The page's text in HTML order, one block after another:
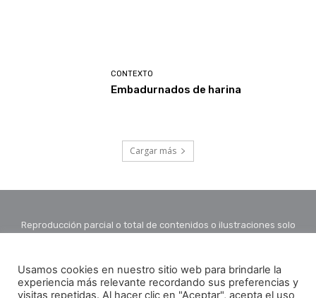
CONTEXTO
Embadurnados de harina
Cargar más
Reproducción parcial o total de contenidos o ilustraciones solo
Usamos cookies en nuestro sitio web para brindarle la
experiencia más relevante recordando sus preferencias y
visitas repetidas. Al hacer clic en "Aceptar", acepta el uso